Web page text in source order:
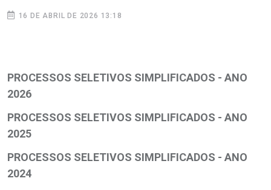
16 DE ABRIL DE 2026 13:18
PROCESSOS SELETIVOS SIMPLIFICADOS - ANO
2026
PROCESSOS SELETIVOS SIMPLIFICADOS - ANO
2025
PROCESSOS SELETIVOS SIMPLIFICADOS - ANO
2024